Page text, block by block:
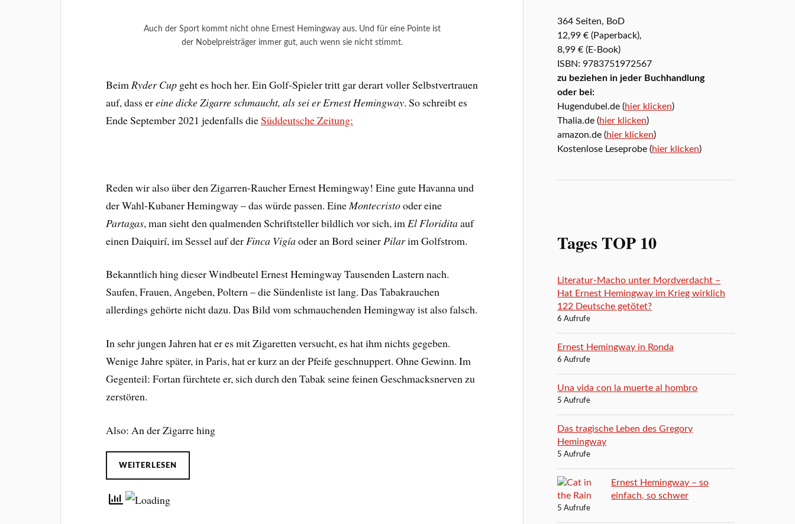
Auch der Sport kommt nicht ohne Ernest Hemingway aus. Und für eine Pointe ist
der Nobelpreisträger immer gut, auch wenn sie nicht stimmt.
Beim Ryder Cup geht es hoch her. Ein Golf-Spieler tritt gar derart voller Selbstvertrauen
auf, dass ereine dicke Zigarre schmaucht, als sei er Ernest Hemingway. So schreibt es
Ende September 2021 jedenfalls dieSüddeutsche Zeitung:
Reden wir also über den Zigarren-Raucher Ernest Hemingway! Eine gute Havanna und
der Wahl-Kubaner Hemingway – das würde passen. Eine Montecristooder eine
Partagas, man sieht den qualmenden Schriftsteller bildlich vor sich, im El Floriditaauf
einen Daiquirí, im Sessel auf der Finca Vigíaoder an Bord seiner Pilarim Golfstrom.
Bekanntlich hing dieser Windbeutel Ernest Hemingway Tausenden Lastern nach.
Saufen, Frauen, Angeben, Poltern – die Sündenliste ist lang. Das Tabakrauchen
allerdings gehörte nicht dazu. Das Bild vom schmauchenden Hemingway ist also falsch.
In sehr jungen Jahren hat er es mit Zigaretten versucht, es hat ihm nichts gegeben.
Wenige Jahre später, in Paris, hat er kurz an der Pfeife geschnuppert. Ohne Gewinn. Im
Gegenteil: Fortan fürchtete er, sich durch den Tabak seine feinen Geschmacksnerven zu
zerstören.
Also: An der Zigarre hing
WEITERLESEN
364 Seiten, BoD
12,99 € (Paperback),
8,99 € (E-Book)
ISBN: 9783751972567
zu beziehen in jeder Buchhandlung
oder bei:
Hugendubel.de (hier klicken)
Thalia.de (hier klicken)
amazon.de (hier klicken)
Kostenlose Leseprobe (hier klicken)
Tages TOP 10
Literatur-Macho unter Mordverdacht –
Hat Ernest Hemingway im Krieg wirklich
122 Deutsche getötet?
6 Aufrufe
Ernest Hemingway in Ronda
6 Aufrufe
Una vida con la muerte al hombro
5 Aufrufe
Das tragische Leben des Gregory
Hemingway
5 Aufrufe
Ernest Hemingway – so
einfach, so schwer
5 Aufrufe